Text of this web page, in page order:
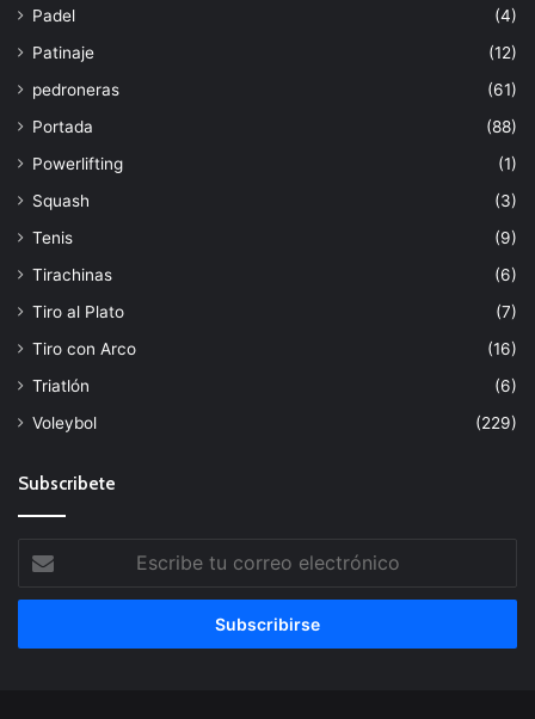
Padel
(4)
Patinaje
(12)
pedroneras
(61)
Portada
(88)
Powerlifting
(1)
Squash
(3)
Tenis
(9)
Tirachinas
(6)
Tiro al Plato
(7)
Tiro con Arco
(16)
Triatlón
(6)
Voleybol
(229)
Subscribete
tu
correo